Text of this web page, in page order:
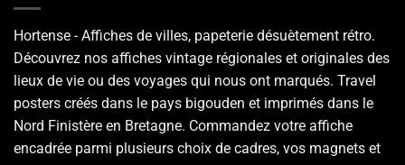
Hortense - Affiches de villes, papeterie désuètement rétro.
Découvrez nos affiches vintage régionales et originales des
lieux de vie ou des voyages qui nous ont marqués. Travel
posters créés dans le pays bigouden et imprimés dans le
Nord Finistère en Bretagne. Commandez votre affiche
encadrée parmi plusieurs choix de cadres, vos magnets et